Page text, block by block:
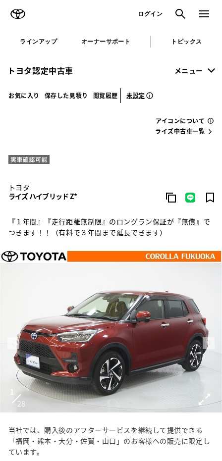
ログイン 検索 メニュ
ラインアップ オーナーサポート トピックス
トヨタ認定中古車 メニュー
お気に入り 保存した見積り 閲覧履歴 未設定
アイコンについて
ライズ中古車一覧
トヨタ
ライズ ハイブリッド Z*
『１年間』『走行距離無制限』のロングラン保証が『無償』で
つきます！！（有料で３年間まで延長できます）
1
28
当社では、購入後のアフターサービスを継続して提供できる
「福岡・熊本・大分・佐賀・山口」のお客様への販売に限定し
ています。